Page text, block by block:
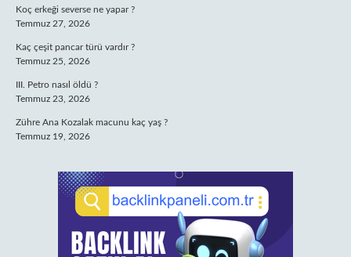
Koç erkeği severse ne yapar ?
Temmuz 27, 2026
Kaç çeşit pancar türü vardır ?
Temmuz 25, 2026
III. Petro nasıl öldü ?
Temmuz 23, 2026
Zühre Ana Kozalak macunu kaç yaş ?
Temmuz 19, 2026